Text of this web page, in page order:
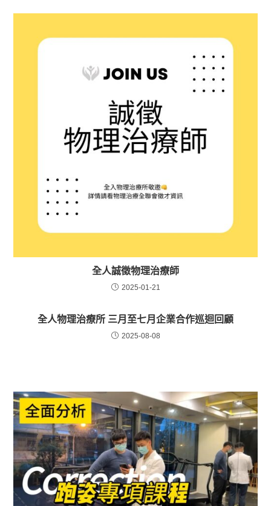
全人誠徵物理治療師
2025-01-21
全人物理治療所 三月至七月企業合作巡迴回顧
2025-08-08